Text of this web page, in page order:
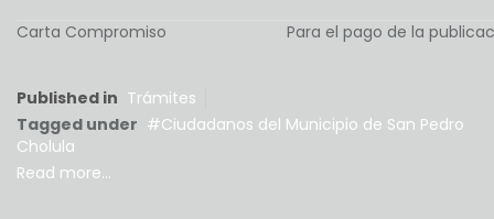
Carta Compromiso Para el pago de la
Published in Trámites
Tagged under
Ciudadanos del Municipio de San Pedro
Cholula
Read more...